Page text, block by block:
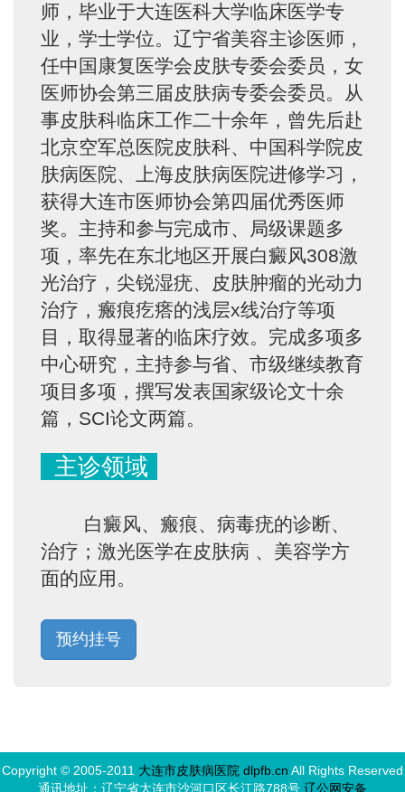
师，毕业于大连医科大学临床医学专
业，学士学位。辽宁省美容主诊医师，
任中国康复医学会皮肤专委会委员，女
医师协会第三届皮肤病专委会委员。从
事皮肤科临床工作二十余年，曾先后赴
北京空军总医院皮肤科、中国科学院皮
肤病医院、上海皮肤病医院进修学习，
获得大连市医师协会第四届优秀医师
奖。主持和参与完成市、局级课题多
项，率先在东北地区开展白癜风308激
光治疗，尖锐湿疣、皮肤肿瘤的光动力
治疗，瘢痕疙瘩的浅层x线治疗等项
目，取得显著的临床疗效。完成多项多
中心研究，主持参与省、市级继续教育
项目多项，撰写发表国家级论文十余
篇，SCI论文两篇。
主诊领域
白癜风、瘢痕、病毒疣的诊断、
治疗；激光医学在皮肤病 、美容学方
面的应用。
预约挂号
Copyright © 2005-2011 大连市皮肤病医院 dlpfb.cn All Rights Reserved
通讯地址：辽宁省大连市沙河口区长江路788号 辽公网安备